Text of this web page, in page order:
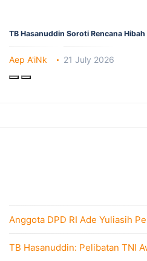
TB Hasanuddin Soroti Rencana
Aep A'iNk 21 July 2026
Anggota DPD RI Ade Yuliasih
TB Hasanuddin: Pelibatan TNI